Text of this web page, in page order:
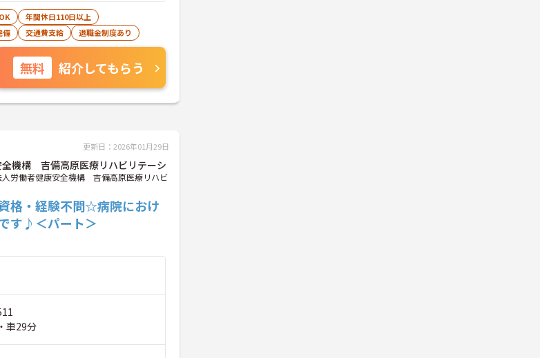
年間休日110日以上
備 交通費支給 退職金制度あり
無料 紹介してもらう
更新日：2026年01月29日
機構 吉備高原医療リハビリテーシ
人労働者健康安全機構 吉備高原医療リハビ
格・経験不問☆病院におけ
す♪＜パート＞
車29分